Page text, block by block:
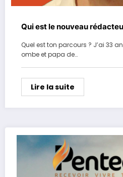
Qui est le nouveau
Quel est ton parcours ? J’ai 33
ombe et papa de…
Lire la suite